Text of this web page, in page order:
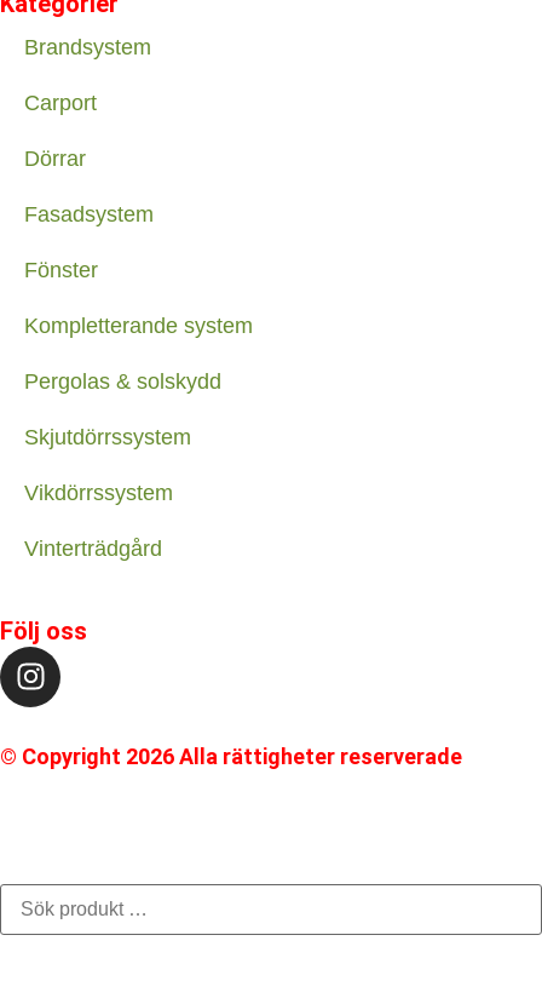
Brandsystem
Carport
Dörrar
Fasadsystem
Fönster
Kompletterande system
Pergolas & solskydd
Skjutdörrssystem
Vikdörrssystem
Vinterträdgård
Följ oss
© Copyright 2026 Alla rättigheter reserverade